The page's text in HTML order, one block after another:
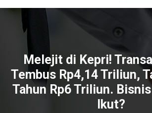
Melejit di Kepri!
Tembus Rp4,14 Triliun,
Tahun Rp6 Triliun.
Ikut?